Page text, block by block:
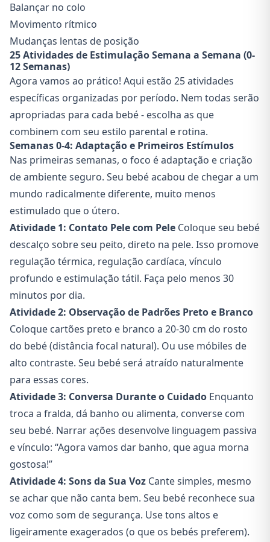
Balançar no colo
Movimento rítmico
Mudanças lentas de posição
25 Atividades de Estimulação Semana a Semana (0-
12 Semanas)
Agora vamos ao prático! Aqui estão 25 atividades
específicas organizadas por período. Nem todas serão
apropriadas para cada bebé - escolha as que
combinem com seu estilo parental e rotina.
Semanas 0-4: Adaptação e Primeiros Estímulos
Nas primeiras semanas, o foco é adaptação e criação
de ambiente seguro. Seu bebé acabou de chegar a um
mundo radicalmente diferente, muito menos
estimulado que o útero.
Atividade 1: Contato Pele com Pele Coloque seu bebé
descalço sobre seu peito, direto na pele. Isso promove
regulação térmica, regulação cardíaca, vínculo
profundo e estimulação tátil. Faça pelo menos 30
minutos por dia.
Atividade 2: Observação de Padrões Preto e Branco
Coloque cartões preto e branco a 20-30 cm do rosto
do bebé (distância focal natural). Ou use móbiles de
alto contraste. Seu bebé será atraído naturalmente
para essas cores.
Atividade 3: Conversa Durante o Cuidado Enquanto
troca a fralda, dá banho ou alimenta, converse com
seu bebé. Narrar ações desenvolve linguagem passiva
e vínculo: “Agora vamos dar banho, que agua morna
gostosa!”
Atividade 4: Sons da Sua Voz Cante simples, mesmo
se achar que não canta bem. Seu bebé reconhece sua
voz como som de segurança. Use tons altos e
ligeiramente exagerados (o que os bebés preferem).